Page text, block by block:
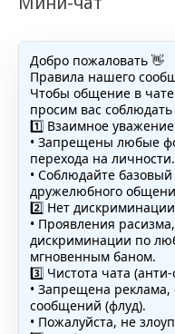
Добро пожаловать 👋
Правила нашего
Чтобы общение в
просим вас
1️⃣ Взаимное уважение
• Запрещены любые
перехода на личности.
• Соблюдайте
дружелюбного
2️⃣ Нет дискриминации
• Проявления
дискриминации по
мгновенным баном.
3️⃣ Чистота чата
• Запрещена
сообщений (флуд).
• Пожалуйста, не